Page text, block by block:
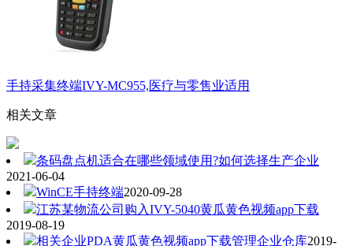
手持采集终端IVY-MC955,医疗与零售业适用
相关文章
条码盘点机适合在哪些领域使用?如何选择生产企业
2021-06-04
WinCE手持终端2020-09-28
江苏某物流公司购入IVY-5040黄瓜黄色视频app下载
2019-08-19
相关企业PDA黄瓜黄色视频app下载管理企业仓库2019-